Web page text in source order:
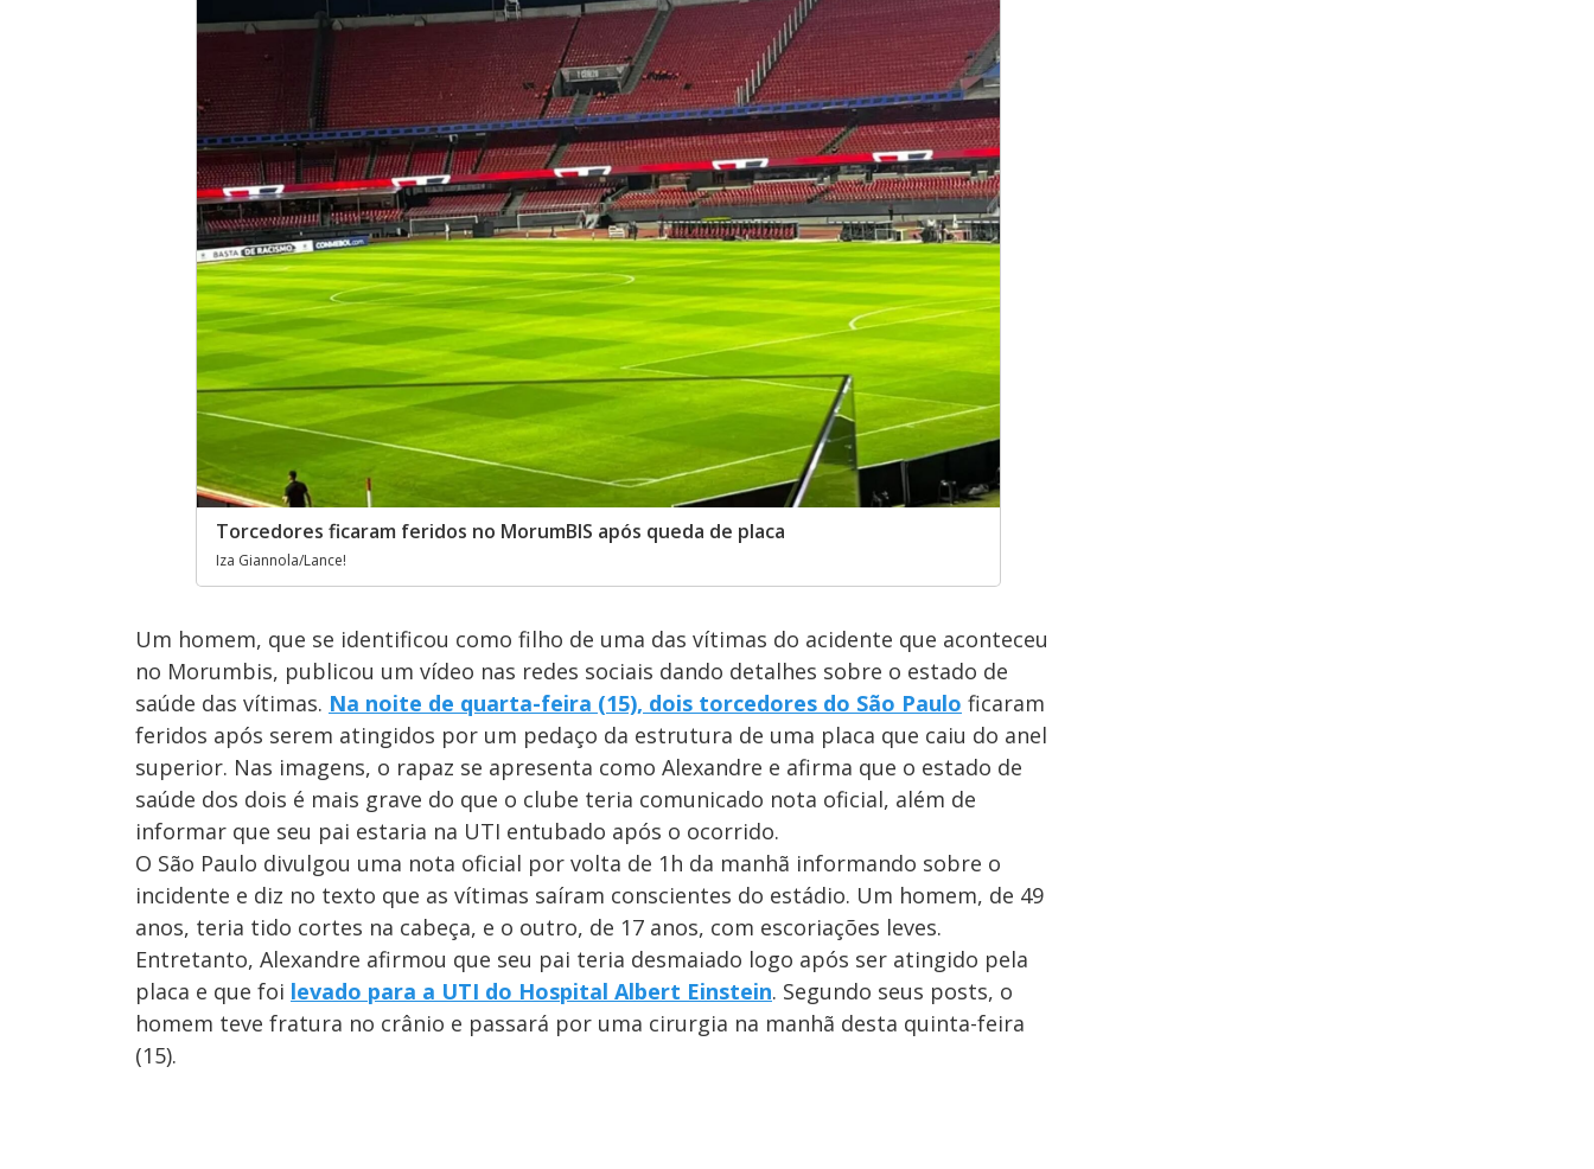
Torcedores ficaram feridos no MorumBIS após queda de placa
Iza Giannola/Lance!
Um homem, que se identificou como filho de uma das vítimas do acidente que aconteceu
no Morumbis, publicou um vídeo nas redes sociais dando detalhes sobre o estado de
saúde das vítimas. Na noite de quarta-feira (15), dois torcedores do São Paulo ficaram
feridos após serem atingidos por um pedaço da estrutura de uma placa que caiu do anel
superior. Nas imagens, o rapaz se apresenta como Alexandre e afirma que o estado de
saúde dos dois é mais grave do que o clube teria comunicado nota oficial, além de
informar que seu pai estaria na UTI entubado após o ocorrido.
O São Paulo divulgou uma nota oficial por volta de 1h da manhã informando sobre o
incidente e diz no texto que as vítimas saíram conscientes do estádio. Um homem, de 49
anos, teria tido cortes na cabeça, e o outro, de 17 anos, com escoriações leves.
Entretanto, Alexandre afirmou que seu pai teria desmaiado logo após ser atingido pela
placa e que foi levado para a UTI do Hospital Albert Einstein. Segundo seus posts, o
homem teve fratura no crânio e passará por uma cirurgia na manhã desta quinta-feira
(15).